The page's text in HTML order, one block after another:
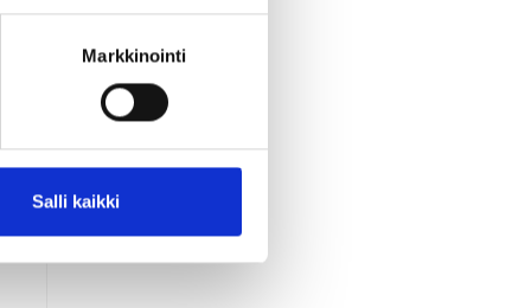
Markkinointi
Salli kaikki